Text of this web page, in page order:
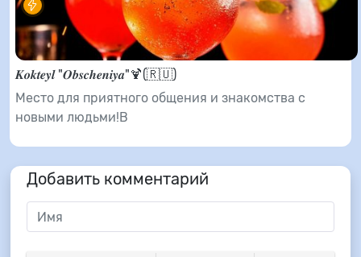
𝑲𝒐𝒌𝒕𝒆𝒚𝒍 "𝑶𝒃𝒔𝒄𝒉𝒆𝒏𝒊𝒚𝒂"🍹(🇷🇺)
Место для приятного общения и знакомства с
новыми людьми!В
Добавить комментарий